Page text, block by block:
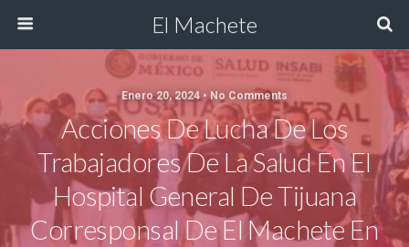
El Machete
Enero 20, 2024 • No Comments
Acciones De Lucha De Los
Trabajadores De La Salud En El
Hospital General De Tijuana
Corresponsal De El Machete En